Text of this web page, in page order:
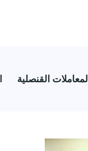
المعاملات القنصلية